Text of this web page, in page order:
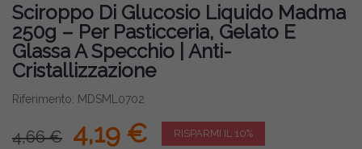
Sciroppo Di Glucosio Liquido Madma
250g – Per Pasticceria, Gelato E
Glassa A Specchio | Anti-
Cristallizzazione
Riferimento: MDSML0702
4,66 € 4,19 € RISPARMI IL 10%